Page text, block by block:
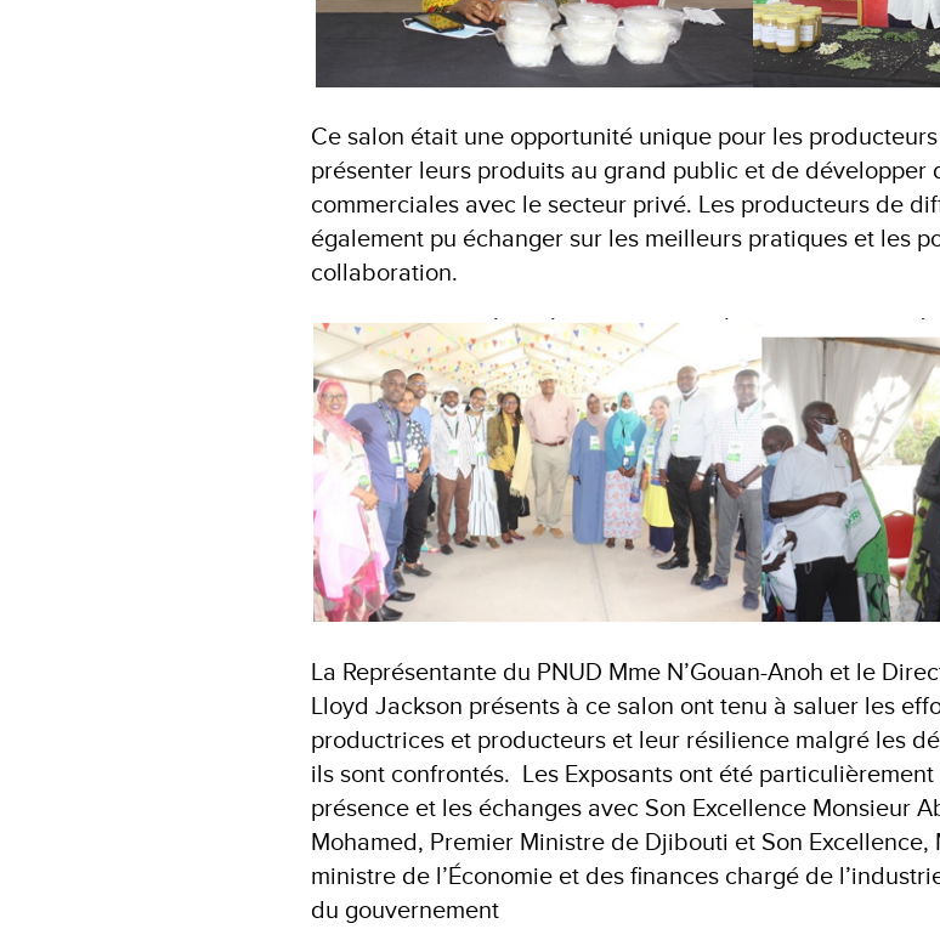
Ce salon était une opportunité unique pour les
présenter leurs produits au grand public et de développer
commerciales avec le secteur privé. Les producteurs de
également pu échanger sur les meilleurs pratiques et les
collaboration.
La Représentante du PNUD Mme N’Gouan-Anoh et le
Lloyd Jackson présents à ce salon ont tenu à saluer les
productrices et producteurs et leur résilience malgré les
ils sont confrontés. Les Exposants ont été
présence et les échanges avec Son Excellence Monsieur
Mohamed, Premier Ministre de Djibouti et Son Excellence,
ministre de l’Économie et des finances chargé de
du gouvernement